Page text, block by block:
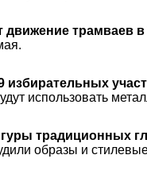
движение трамваев
избирательных
использовать
традиционных
образы и